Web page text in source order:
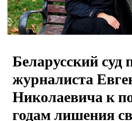
Беларусский суд
журналиста
Николаевича к